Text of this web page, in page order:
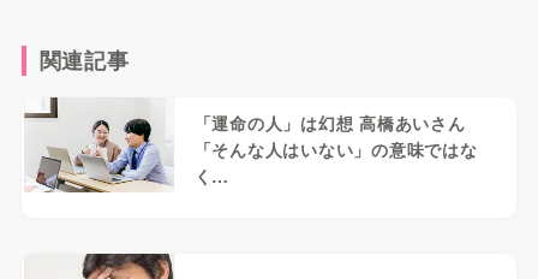
関連記事
「運命の人」は幻想 高橋あいさん
「そんな人はいない」の意味ではな
く…